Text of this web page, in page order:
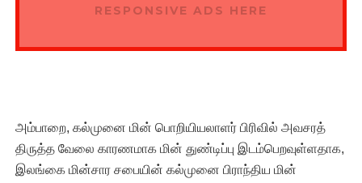
RESPONSIVE ADS HERE
அம்பாறை, கல்முனை மின் பொறியியலாளர் பிரிவில் அவசரத்
திருத்த வேலை காரணமாக மின் துண்டிப்பு இடம்பெறவுள்ளதாக,
இலங்கை மின்சார சபையின் கல்முனை பிராந்திய மின்